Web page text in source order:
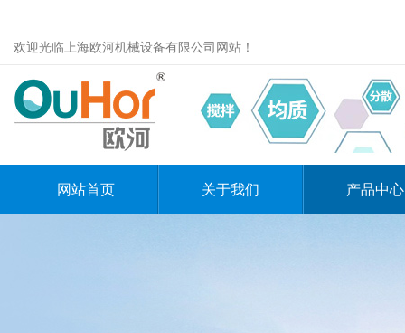
欢迎光临上海欧河机械设备有限公司网站！
网站首页 关于我们 产品中心